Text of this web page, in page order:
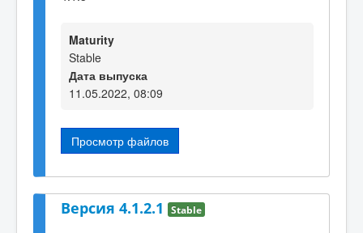
Maturity
Stable
Дата выпуска
11.05.2022, 08:09
Просмотр файлов
Версия 4.1.2.1 Stable